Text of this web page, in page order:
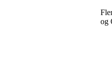
og